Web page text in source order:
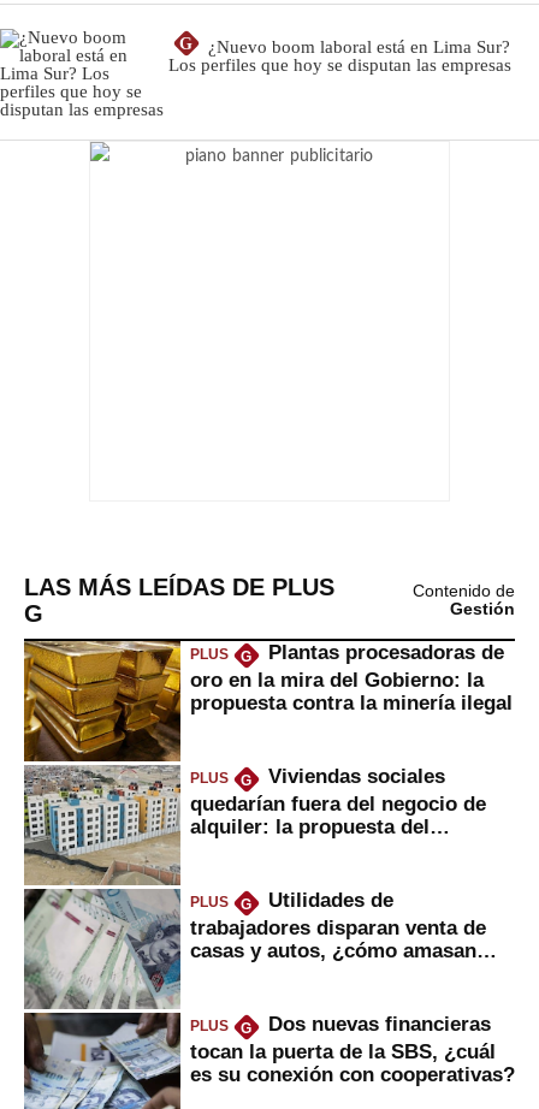
G
¿Nuevo boom laboral está en Lima Sur?
Los perfiles que hoy se disputan las empresas
LAS MÁS LEÍDAS DE PLUS
G
Contenido de
Gestión
PLUS G
Plantas procesadoras de
oro en la mira del Gobierno: la
propuesta contra la minería ilegal
PLUS G
Viviendas sociales
quedarían fuera del negocio de
alquiler: la propuesta del
PLUS G
Utilidades de
trabajadores disparan venta de
casas y autos, ¿cómo amasan
PLUS G
Dos nuevas financieras
tocan la puerta de la SBS, ¿cuál
es su conexión con cooperativas?